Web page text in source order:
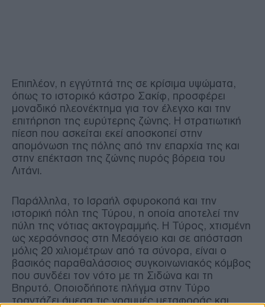
Επιπλέον, η εγγύτητά της σε κρίσιμα υψώματα,
όπως το ιστορικό κάστρο Σακίφ, προσφέρει
μοναδικό πλεονέκτημα για τον έλεγχο και την
επιτήρηση της ευρύτερης ζώνης. Η στρατιωτική
πίεση που ασκείται εκεί αποσκοπεί στην
απομόνωση της πόλης από την επαρχία της και
στην επέκταση της ζώνης πυρός βόρεια του
Λιτάνι.
Παράλληλα, το Ισραήλ σφυροκοπά και την
ιστορική πόλη της Τύρου, η οποία αποτελεί την
πύλη της νότιας ακτογραμμής. Η Τύρος, χτισμένη
ως χερσόνησος στη Μεσόγειο και σε απόσταση
μόλις 20 χιλιομέτρων από τα σύνορα, είναι ο
βασικός παραθαλάσσιος συγκοινωνιακός κόμβος
που συνδέει τον νότο με τη Σιδώνα και τη
Βηρυτό. Οποιοδήποτε πλήγμα στην Τύρο
τραντάζει άμεσα τις γραμμές μεταφοράς και